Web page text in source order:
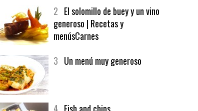
SOFRITO DE TOMATE AL CAFÉ Y
MELOCOTÓN
generoso | Recetas y